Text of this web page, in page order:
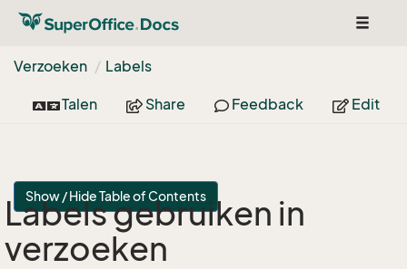
Toggle
Verzoeken
Labels
Talen Share Feedback Edit
Show / Hide Table of Contents
Labels gebruiken in
verzoeken